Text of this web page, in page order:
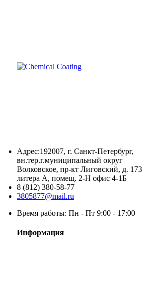
Адрес:192007, г. Санкт-Петербург,
вн.тер.г.муниципальный округ
Волковское, пр-кт Лиговский, д. 173
литера А, помещ. 2-Н офис 4-1Б
8 (812) 380-58-77
3805877@mail.ru
Время работы: Пн - Пт 9:00 - 17:00
Информация